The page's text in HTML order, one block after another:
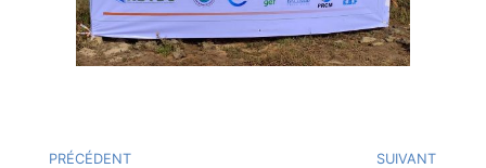
PRÉCÉDENT SUIVANT